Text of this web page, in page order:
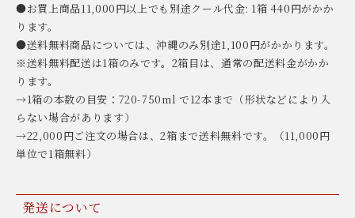
●お買上商品11,000円以上でも別途クール代金: 1箱 440円がかか
ります。
●送料無料商品については、沖縄のみ別途1,100円がかかります。
※送料無料配送は1箱のみです。2箱目は、通常の配送料金がかか
ります。
→1箱の本数の目安：720-750ml で12本まで（形状などにより入
らない場合があります）
→22,000円ご注文の場合は、2箱まで送料無料です。（11,000円
単位で1箱無料）
発送について